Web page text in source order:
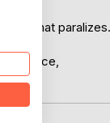
that
surface,